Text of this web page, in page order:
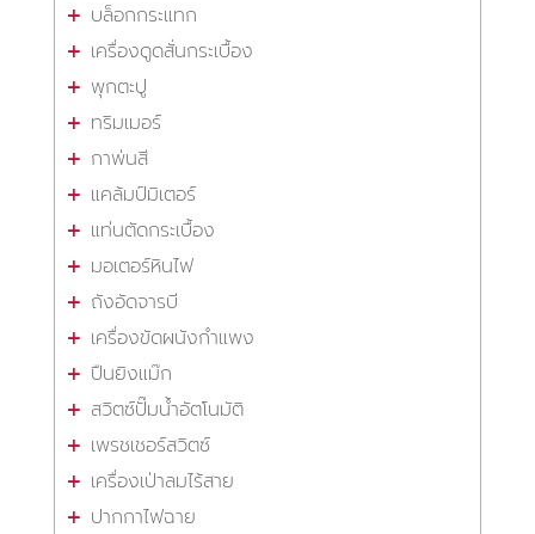
บล็อกกระแทก
เครื่องดูดสั่นกระเบื้อง
พุกตะปู
ทริมเมอร์
กาพ่นสี
แคล้มป์มิเตอร์
แท่นตัดกระเบื้อง
มอเตอร์หินไฟ
ถังอัดจารบี
เครื่องขัดผนังกำแพง
ปืนยิงแม๊ก
สวิตซ์ปั๊มน้ำอัตโนมัติ
เพรชเชอร์สวิตซ์
เครื่องเป่าลมไร้สาย
ปากกาไฟฉาย